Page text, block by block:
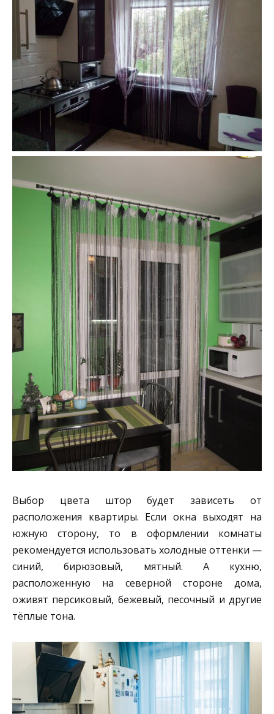
Выбор цвета штор будет зависеть от
расположения квартиры. Если окна выходят на
южную сторону, то в оформлении комнаты
рекомендуется использовать холодные оттенки —
синий, бирюзовый, мятный. А кухню,
расположенную на северной стороне дома,
оживят персиковый, бежевый, песочный и другие
тёплые тона.